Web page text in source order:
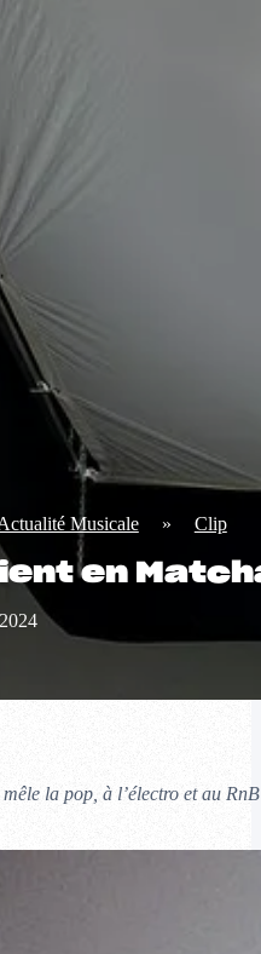
Musicale » Clip
en
la pop, à l’électro et au